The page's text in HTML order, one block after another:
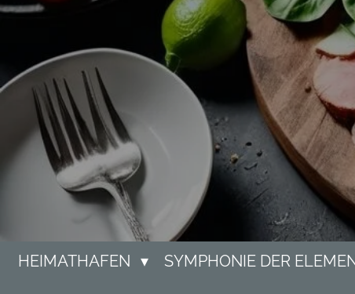
HEIMATHAFEN SYMPHONIE DER